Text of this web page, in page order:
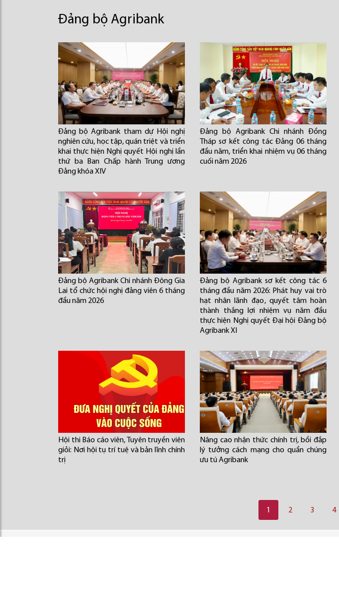
Đảng bộ Agribank
Đảng bộ Agribank tham dự Hội nghị
nghiên cứu, học tập, quán triệt và triển
khai thực hiện Nghị quyết Hội nghị lần
thứ ba Ban Chấp hành Trung ương
Đảng khóa XIV
Đảng bộ Agribank Chi nhánh Đồng
Tháp sơ kết công tác Đảng 06 tháng
đầu năm, triển khai nhiệm vụ 06 tháng
cuối năm 2026
Đảng bộ Agribank Chi nhánh Đông Gia
Lai tổ chức hội nghị đảng viên 6 tháng
đầu năm 2026
Đảng bộ Agribank sơ kết công tác 6
tháng đầu năm 2026: Phát huy vai trò
hạt nhân lãnh đạo, quyết tâm hoàn
thành thắng lợi nhiệm vụ năm đầu
thực hiện Nghị quyết Đại hội Đảng bộ
Agribank XI
Hội thi Báo cáo viên, Tuyên truyền viên
giỏi: Nơi hội tụ trí tuệ và bản lĩnh chính
trị
Nâng cao nhận thức chính trị, bồi đắp
lý tưởng cách mạng cho quần chúng
ưu tú Agribank
1 2 3 4